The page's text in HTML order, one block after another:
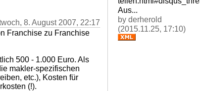
8. August 2007, 22:17
Franchise zu Franchise
500 - 1.000 Euro. Als
makler-spezifischen
etc.), Kosten für
(!).
Aus...
by derherold
(2015.11.25, 17:10)